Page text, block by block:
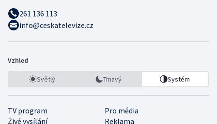
261 136 113
info@ceskatelevize.cz
Vzhled
Světlý Tmavý Systém
TV program
Pro média
Živé vysílání
Reklama